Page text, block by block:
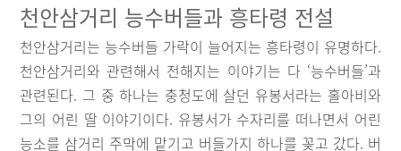
천안삼거리 능수버들과 흥타령 전설
천안삼거리는 능수버들 가락이 늘어지는 흥타령이 유명하다.
천안삼거리와 관련해서 전해지는 이야기는 다 ‘능수버들’과
관련된다. 그 중 하나는 충청도에 살던 유봉서라는 홀아비와
그의 어린 딸 이야기이다. 유봉서가 수자리를 떠나면서 어린
능소를 삼거리 주막에 맡기고 버들가지 하나를 꽂고 갔다. 버